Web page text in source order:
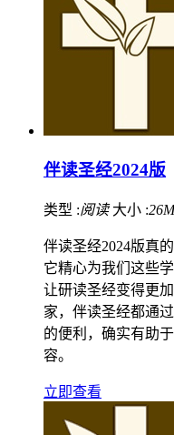
伴读圣经2024版
类型 :阅读 大小 :
伴读圣经2024版真
它精心为我们这些
让研读圣经变得更
家，伴读圣经都通
的便利，确实有助
容。
立即查看